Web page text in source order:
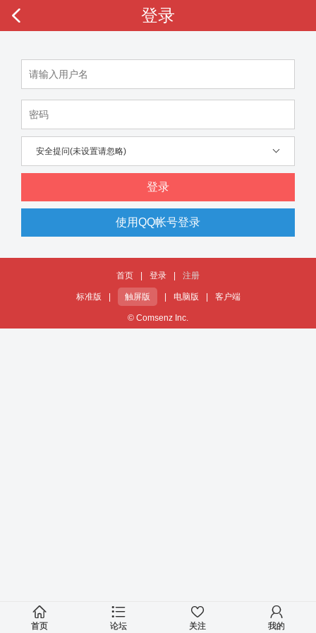
登录
安全提问(未设置请忽略)
登录
使用QQ帐号登录
首页 登录 注册
标准版 触屏版 电脑版 客户端
© Comsenz Inc.
首页 论坛 关注 我的